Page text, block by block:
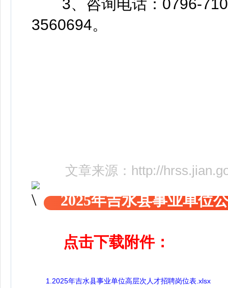
3、咨询电话：0796-
3560694。
文章来源： http://
2025年吉水县事业单位
点击下载附件：
1.2025年吉水县事业单位高层次人才招聘岗位表.xlsx